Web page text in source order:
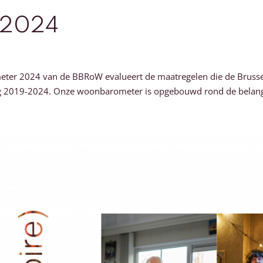
2024 van de BBRoW evalueert de maatregelen die de
2024. Onze woonbarometer is opgebouwd rond de